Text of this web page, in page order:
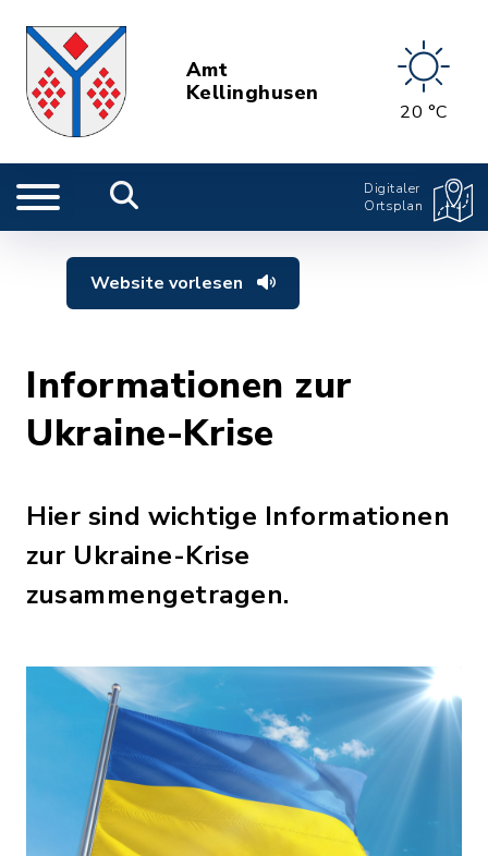
Amt
Kellinghusen
20 °C
Digitaler
Ortsplan
Website vorlesen
Informationen zur
Ukraine-Krise
Hier sind wichtige Informationen
zur Ukraine-Krise
zusammengetragen.